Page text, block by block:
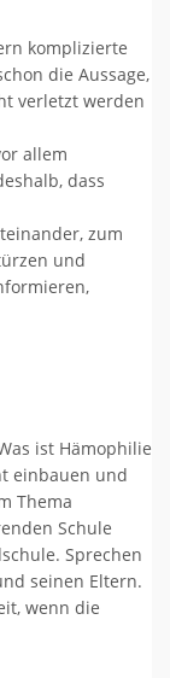
komplizierte
die Aussage,
verletzt werden
allem
dass
zum
und
einbauen und
Thema
Schule
Sprechen
seinen Eltern.
wenn die